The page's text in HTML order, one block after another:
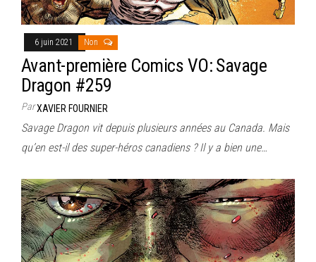
6 juin 2021 Non
Avant-première Comics VO: Savage
Dragon #259
ParXAVIER FOURNIER
Savage Dragon vit depuis plusieurs années au Canada. Mais
qu’en est-il des super-héros canadiens ? Il y a bien une…